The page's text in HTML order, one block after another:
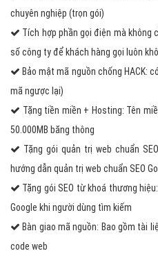
chuyên nghiệp (trọn gói)
Tích hợp phần gọi điện mà không
số công ty để khách hàng gọi luôn
Bảo mật mã nguồn chống HACK:
mã ngược lại)
Tặng tiền miền + Hosting: Tên
50.000MB băng thông
Tặng gói quản trị web chuẩn
hướng dẫn quản trị web chuẩn SEO
Tặng gói SEO từ khoá thương
Google khi người dùng tìm kiếm
Bàn giao mã nguồn: Bao gồm tài
code web